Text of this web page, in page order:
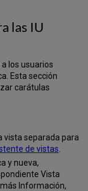
las IU
los usuarios
Esta sección
carátulas
vista separada para
de vistas.
y nueva,
Vista
Información,